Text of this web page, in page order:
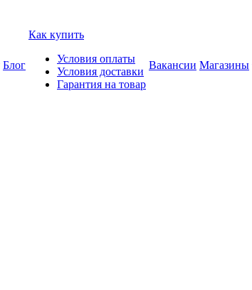
Блог
Как купить
Условия оплаты
Условия доставки
Гарантия на товар
Вакансии Магазины